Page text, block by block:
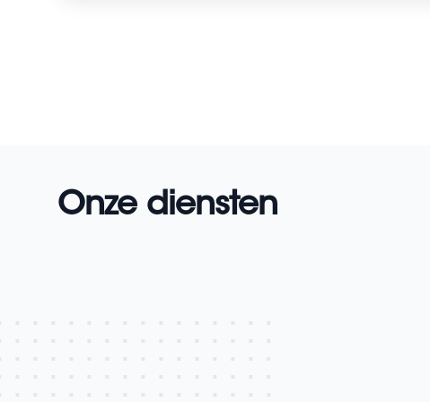
Onze diensten